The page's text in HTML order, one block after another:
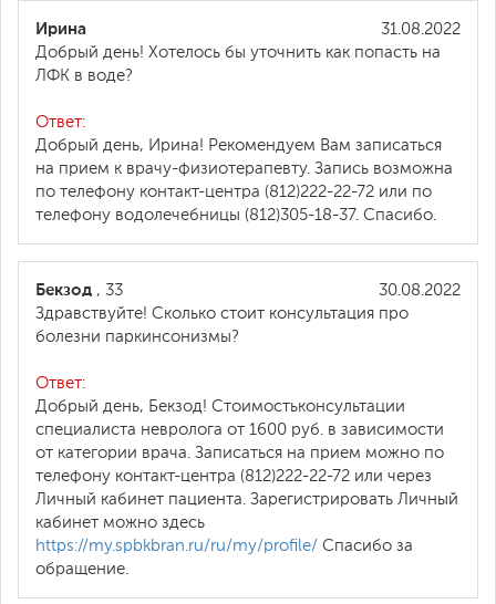
31.08.2022
Ирина
Добрый день! Хотелось бы уточнить как попасть на
ЛФК в воде?
Ответ:
Добрый день, Ирина! Рекомендуем Вам записаться
на прием к врачу-физиотерапевту. Запись возможна
по телефону контакт-центра (812)222-22-72 или по
телефону водолечебницы (812)305-18-37. Спасибо.
30.08.2022
Бекзод , 33
Здравствуйте! Сколько стоит консультация про
болезни паркинсонизмы?
Ответ:
Добрый день, Бекзод! Стоимостьконсультации
специалиста невролога от 1600 руб. в зависимости
от категории врача. Записаться на прием можно по
телефону контакт-центра (812)222-22-72 или через
Личный кабинет пациента. Зарегистрировать Личный
кабинет можно здесь
https://my.spbkbran.ru/ru/my/profile/ Спасибо за
обращение.